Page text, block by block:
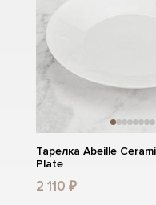
Тарелка Abeille
Plate
2 110 ₽